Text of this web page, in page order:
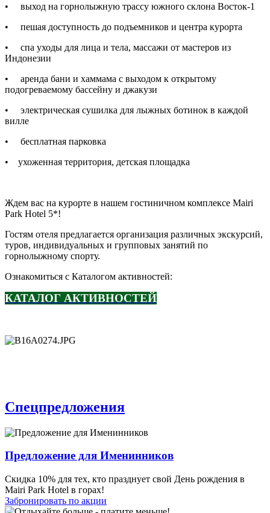
• выход на горнолыжную трассу южного склона Восток-1
• пешая доступность до подъемников и центра курорта
• спа уходы для лица и тела, массажи от мастеров из
Индонезии
• аренда бани и хаммама с выходом к открытому
подогреваемому бассейну и джакузи
• электрическая сушилка для лыжных ботинок в каждой
вилле
• бесплатная парковка
• ухоженная территория, детская площадка
Ждем вас на курорте в нашем гостиничном комплексе Mairi
Park Hotel 5*!
Гостям отеля предлагается организация различных экскурсий,
туров, индивидуальных и групповых занятий по
горнолыжному спорту.
Ознакомиться с Каталогом активностей:
КАТАЛОГ АКТИВНОСТЕЙ
Спецпредложения
Предложение для Именинников
Скидка 10% для тех, кто празднует свой День рождения в
Mairi Park Hotel в горах!
Забронировать по акции